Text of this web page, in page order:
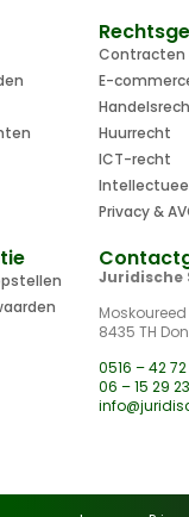
Contracten
E-
Huurrecht
ICT-recht
Privacy &
Juridische
Moskoureed
8435 TH
0516 – 42
06 – 15 29